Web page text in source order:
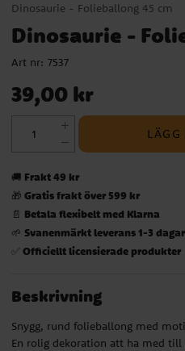
Dinosaurie - Folieballong 45 cm
Dinosaurie -
Art nr: 7537
Pris: 39,00 kr
39,00 kr
🚚 Frakt 49 kr
🎁 Gratis frakt över 599 kr
📄 Betala flexibelt med Klarna
🌱 Svanenmärkt leverans 1-3 dagar
✅ Officiellt licensierade produkter
Beskrivning
Snygg, rund folieballong med
En rolig dekoration att ha med